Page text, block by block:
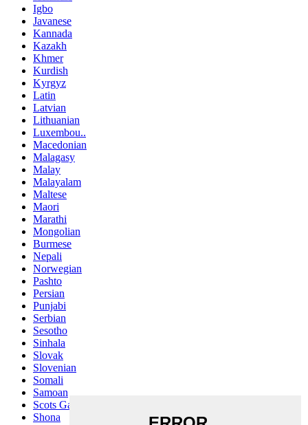
Igbo
Javanese
Kannada
Kazakh
Khmer
Kurdish
Kyrgyz
Latin
Latvian
Lithuanian
Luxembou..
Macedonian
Malagasy
Malay
Malayalam
Maltese
Maori
Marathi
Mongolian
Burmese
Nepali
Norwegian
Pashto
Persian
Punjabi
Serbian
Sesotho
Sinhala
Slovak
Slovenian
Somali
Samoan
Scots Gaelic
Shona